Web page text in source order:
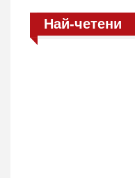
Най-четени